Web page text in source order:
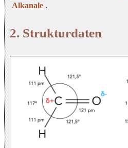
Alkanale .
2. Strukturdaten